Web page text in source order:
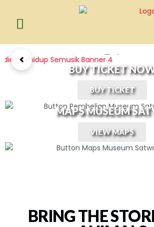
BUY TICKET
BUY TICKET
MAPS MUSEUM
VIEW MAPS
BRING THE